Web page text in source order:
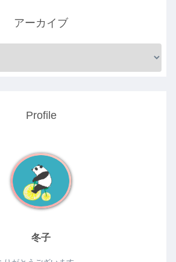
アーカイブ
Profile
冬子